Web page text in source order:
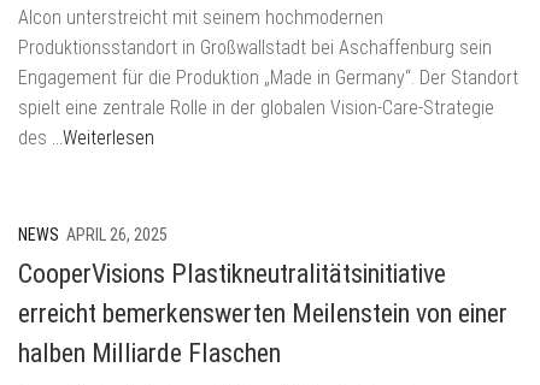
Alcon unterstreicht mit seinem hochmodernen
Produktionsstandort in Großwallstadt bei Aschaffenburg sein
Engagement für die Produktion „Made in Germany“. Der Standort
spielt eine zentrale Rolle in der globalen Vision-Care-Strategie
des …Weiterlesen
NEWS APRIL 26, 2025
CooperVisions Plastikneutralitätsinitiative
erreicht bemerkenswerten Meilenstein von einer
halben Milliarde Flaschen